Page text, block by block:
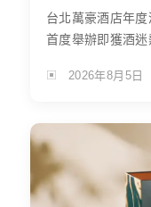
台北萬豪酒店年
首度舉辦即獲酒迷
2026年8月5日